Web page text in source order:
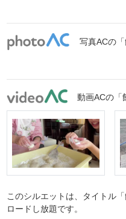
写真ACの
動画ACの「
このシルエットは、タイトル
ロードし放題です。